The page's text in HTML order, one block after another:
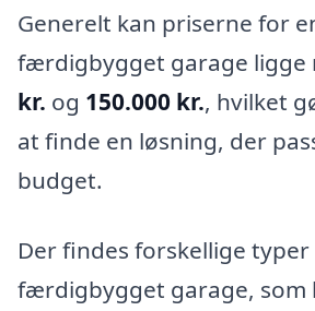
Generelt kan priserne for
færdigbygget garage ligge
kr. og 150.000 kr., hvilket
at finde en løsning, der
budget.
Der findes forskellige typer
færdigbygget garage, som